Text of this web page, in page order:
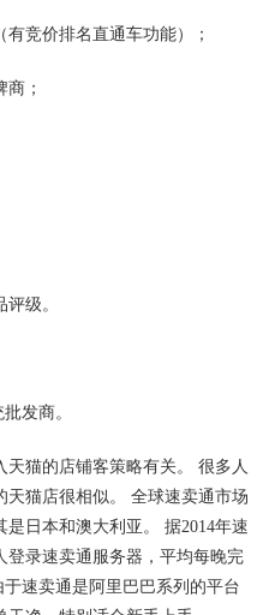
竞价排名直通车功能）；
；
级。
发商。
猫的店铺客策略有关。 很多人
天猫店很相似。 全球速卖通市场
日本和澳大利亚。 据2014年速
登录速卖通服务器，平均每晚完
速卖通是阿里巴巴系列的平台